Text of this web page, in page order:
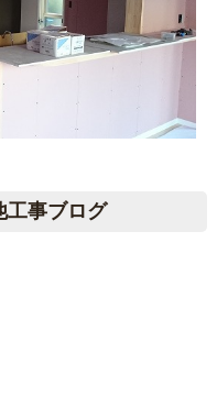
工事ブログ